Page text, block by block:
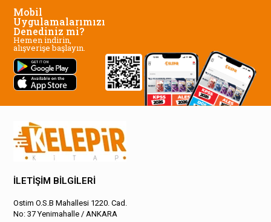
Mobil
Uygulamalarımızı
Denediniz mi?
Hemen indirin,
alışverişe başlayın.
İLETİŞİM BİLGİLERİ
Ostim O.S.B Mahallesi 1220. Cad.
No: 37 Yenimahalle / ANKARA